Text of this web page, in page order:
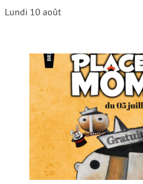
Lundi 10 août